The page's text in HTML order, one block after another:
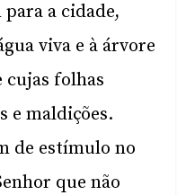
a cidade,
viva e à árvore
folhas
e maldições.
de estímulo no
que não